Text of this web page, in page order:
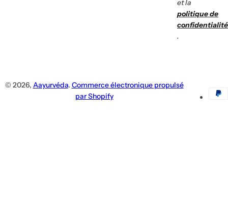
et la
politique de
confidentialité
.
© 2026, Aayurvéda. Commerce électronique propulsé
par Shopify